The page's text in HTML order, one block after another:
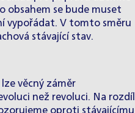
obsahem se bude muset
vypořádat. V tomto směru
stávající stav.
věcný záměr
než revoluci. Na rozdíl
oproti stávajícímu